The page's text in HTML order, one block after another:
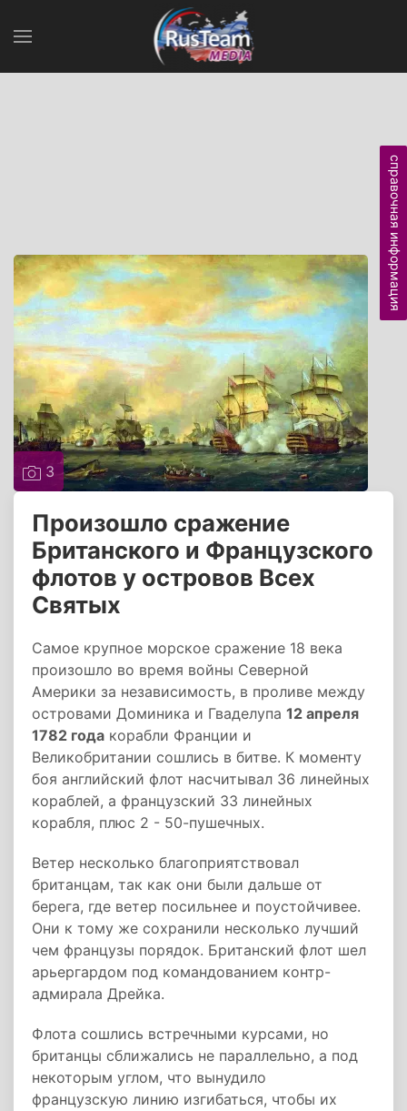
3
Произошло сражение
Британского и Французского
флотов у островов Всех
Святых
Самое крупное морское сражение 18 века
произошло во время войны Северной
Америки за независимость, в проливе между
островами Доминика и Гваделупа 12 апреля
1782 года корабли Франции и
Великобритании сошлись в битве. К моменту
боя английский флот насчитывал 36 линейных
кораблей, а французский 33 линейных
корабля, плюс 2 - 50-пушечных.
Ветер несколько благоприятствовал
британцам, так как они были дальше от
берега, где ветер посильнее и поустойчивее.
Они к тому же сохранили несколько лучший
чем французы порядок. Британский флот шел
арьергардом под командованием контр-
адмирала Дрейка.
Флота сошлись встречными курсами, но
британцы сближались не параллельно, а под
некоторым углом, что вынудило
французскую линию изгибаться, чтобы их
справочная информация